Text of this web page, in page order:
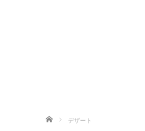
ホーム デザート